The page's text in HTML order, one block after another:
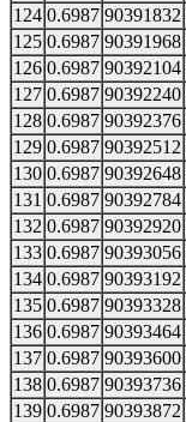
124 0.6987 90391832
125 0.6987 90391968
126 0.6987 90392104
127 0.6987 90392240
128 0.6987 90392376
129 0.6987 90392512
130 0.6987 90392648
131 0.6987 90392784
132 0.6987 90392920
133 0.6987 90393056
134 0.6987 90393192
135 0.6987 90393328
136 0.6987 90393464
137 0.6987 90393600
138 0.6987 90393736
139 0.6987 90393872